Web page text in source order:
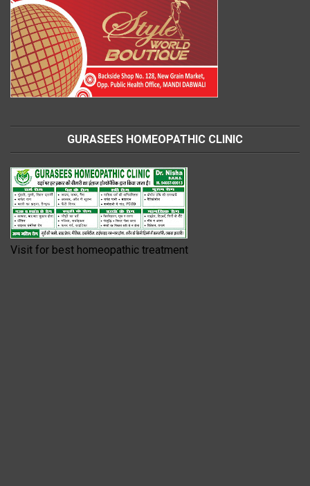
GURASEES HOMEOPATHIC CLINIC
Visit for best homeopathic treatment